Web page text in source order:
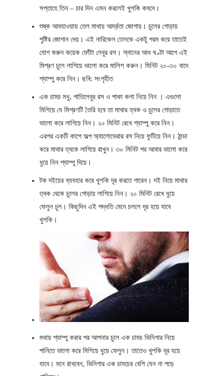
সপ্তাহে তিন – চার দিন এমন করলেই খুশকি কমবে।
শুষ্ক আবহাওয়ায় তেল মাথায় আর্দ্রতা জোগায়। চুলের গোড়ায়
পুষ্টির জোগান দেয়। এই নারিকেল তেলকে একটু গরম করে তাতেই
যোগ করুন কয়েক ফোঁটা লেবুর রস। স্নানের আধ ঘণ্টা আগে এই
মিশ্রণ চুলে লাগিয়ে ভালো করে মালিশ করুন। মিনিট ২০-৩০ বাদে
শ্যাম্পু করে নিন। ছবি: সংগৃহীত
এক চামচ মধু, পাতিলেবুর রস ও পাকা কলা নিয়ে নিন । এগুলো
মিশিয়ে যে মিশ্রণটি তৈরি হবে তা মাথার ত্বক ও চুলের গোড়াতে
ভালো করে লাগিয়ে নিন। ২০ মিনিট রেখে শ্যাম্পু করে নিন।
এরপর একটি কাপে অল্প অ্যালোভেরার রস নিয়ে ফুটিয়ে নিন। ঠান্ডা
করে মাথার ত্বকে লাগিয়ে রাখুন। ৩০ মিনিট পর আবার ভালো করে
ধুয়ে নিন শ্যাম্পু দিয়ে।
টক দইয়ের ব্যবহার করে খুশকি দূর করতে পারেন। দই নিয়ে মাথার
ত্বক থেকে চুলের গোড়ায় লাগিয়ে নিন। ২০ মিনিট রেখে ধুয়ে
ফেলুন চুল। কিছুদিন এই পদ্ধতি মেনে চললে দূর হয়ে যাবে
খুশকি।
মথায় শ্যাম্পু করার পর আপনার চুলে এক চামচ ভিনিগার নিয়ে
পানিতে ভালো করে মিশিয়ে ধুয়ে ফেলুন। তাতেও খুশকি দূর হয়ে
যাবে। মনে রাখবেন, ভিনিগার এক চামচের বেশি যেন না পড়ে